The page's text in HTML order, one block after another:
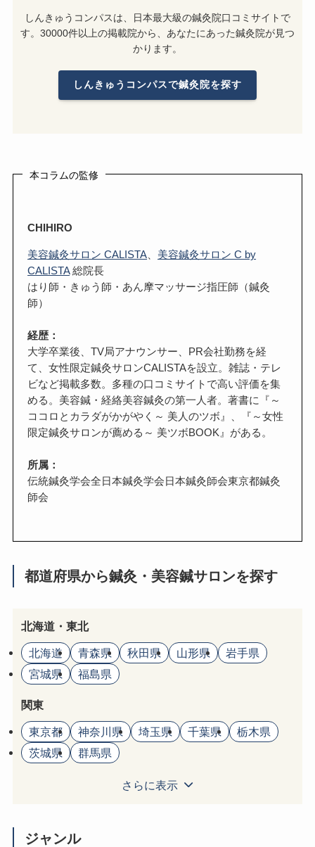
しんきゅうコンパスは、日本最大級の鍼灸院口コミサイトで
す。30000件以上の掲載院から、あなたにあった鍼灸院が見つ
かります。
しんきゅうコンパスで鍼灸院を探す
本コラムの監修
CHIHIRO
美容鍼灸サロン CALISTA
美容鍼灸サロン C by
CALISTA総院長
はり師・きゅう師・あん摩マッサージ指圧師（鍼灸
師）
経歴：
大学卒業後、TV局アナウンサー、PR会社勤務を経
て、女性限定鍼灸サロンCALISTAを設立。雑誌・テレ
ビなど掲載多数。多種の口コミサイトで高い評価を集
める。美容鍼・経絡美容鍼灸の第一人者。著書に『～
ココロとカラダがかがやく～ 美人のツボ』、『～女性
限定鍼灸サロンが薦める～ 美ツボBOOK』がある。
所属：
伝統鍼灸学会全日本鍼灸学会日本鍼灸師会東京都鍼灸
師会
都道府県から鍼灸・美容鍼サロンを探す
北海道・東北
北海道 青森県 秋田県 山形県
岩手県
宮城県
福島県
関東
東京都 神奈川県 埼玉県 千葉県
栃木県
茨城県
群馬県
さらに表示
ジャンル